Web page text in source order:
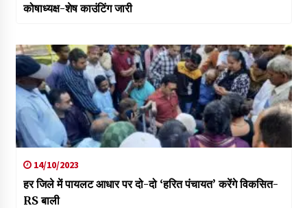
कोषाध्यक्ष-शेष काउंटिंग जारी
14/10/2023
हर जिले में पायलट आधार पर दो-दो ‘हरित पंचायत’ करेंगे विकसित-
RS बाली